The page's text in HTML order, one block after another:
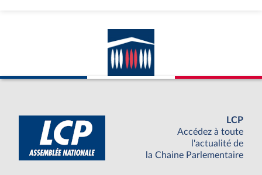
LCP
Accédez à toute
l'actualité de
la Chaine Parlementaire